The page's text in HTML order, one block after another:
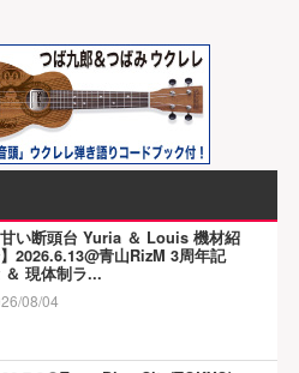
甘い断頭台 Yuria ＆ Louis 機材紹
2026.6.13@青山RizM 3周年記
＆ 現体制ラ...
08/04